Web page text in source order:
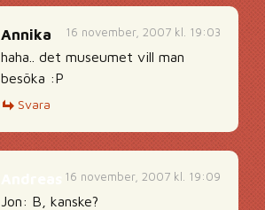
16 november, 2007 kl. 19:03
Annika
haha.. det museumet vill man
besöka :P
Svara
16 november, 2007 kl. 19:09
Jon: B, kanske?